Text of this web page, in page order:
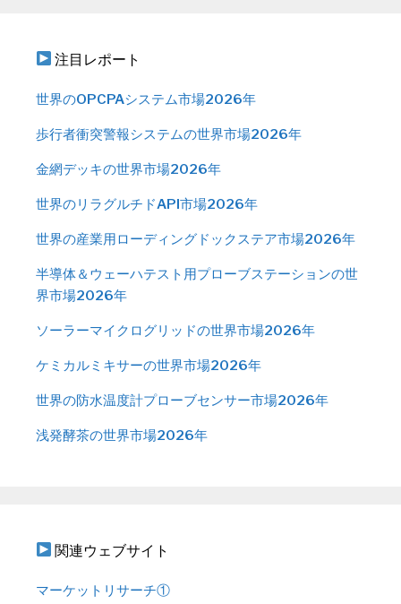
注目レポート
世界のOPCPAシステム市場2026年
歩行者衝突警報システムの世界市場2026年
金網デッキの世界市場2026年
世界のリラグルチドAPI市場2026年
世界の産業用ローディングドックステア市場2026年
半導体＆ウェーハテスト用プローブステーションの世
界市場2026年
ソーラーマイクログリッドの世界市場2026年
ケミカルミキサーの世界市場2026年
世界の防水温度計プローブセンサー市場2026年
浅発酵茶の世界市場2026年
関連ウェブサイト
マーケットリサーチ①